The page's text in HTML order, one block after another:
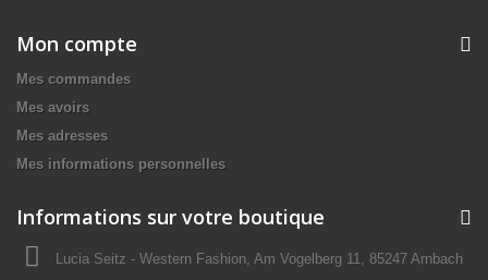
Mon compte
Mes commandes
Mes avoirs
Mes adresses
Mes informations personnelles
Informations sur votre boutique
Lucia Seitz - Western Fashion, Am Vogelberg 11, 85247 Arnbach